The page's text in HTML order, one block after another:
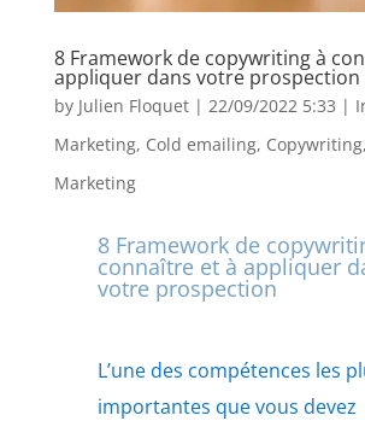
8 Framework de copywriting à
appliquer dans votre prospection
by Julien Floquet| 22/09/2022 5:33 |
Marketing, Cold emailing, Copywriting,
Marketing
8 Framework de
connaître et à appliquer
votre prospection
L’une des compétences les
importantes que vous devez